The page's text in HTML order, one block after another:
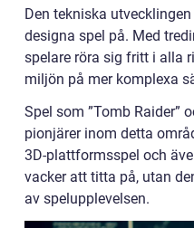
Den tekniska
designa spel på. Med
spelare röra sig fritt i alla
miljön på mer komplexa
Spel som ”Tomb Raider”
pionjärer inom detta
3D-plattformsspel och
vacker att titta på, utan
av spelupplevelsen.